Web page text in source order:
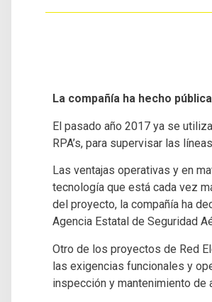
La compañía ha hecho
El pasado año 2017 ya se
RPA’s, para supervisar las
Las ventajas operativas y en
tecnología que está cada vez
del proyecto, la compañía ha
Agencia Estatal de Seguridad
Otro de los proyectos de Red
las exigencias funcionales y
inspección y mantenimiento de